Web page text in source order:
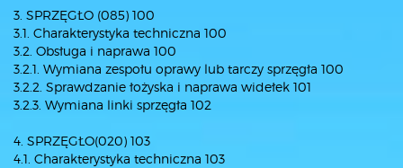
3. SPRZĘGŁO (085) 100
3.1. Charakterystyka techniczna 100
3.2. Obsługa i naprawa 100
3.2.1. Wymiana zespołu oprawy lub tarczy sprzęgła 100
3.2.2. Sprawdzanie łożyska i naprawa widełek 101
3.2.3. Wymiana linki sprzęgła 102
4. SPRZĘGŁO(020) 103
4.1. Charakterystyka techniczna 103